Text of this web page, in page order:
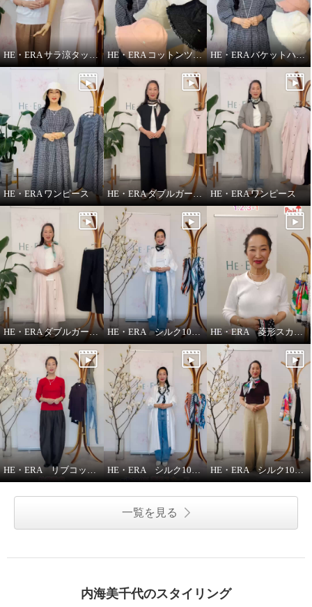
ヘ・エラ 大人美人 ストンと細見
ショート丈
ヘ・エラ 大人美人 ストンと細見
ネイビー ロング丈
HE・ERA サラ涼タッチ ペチパンツ HE・ERA コットンツイル バケットハット HE・ERA バケットハット
HE・ERA ワンピース HE・ERA ダブルガーゼ ジレ HE・ERA ワンピース
HE・ERA ダブルガーゼ パンツ HE・ERA シルク100％アレンジ広がる 菱形スカーフ HE・ERA 菱形スカーフの巻き方
HE・ERA リブコットンインナー 3枚セット HE・ERA シルク100％スカーフのうれしい機能 HE・ERA シルク100％ スクエアー 大判スカーフ
一覧を見る
内海美千代のスタイリング